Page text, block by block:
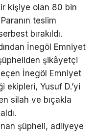
kişiye olan 80 bin
teslim
bırakıldı.
İnegöl Emniyet
şikâyetçi
İnegöl Emniyet
ekipleri, Yusuf D.’yi
silah ve bıçakla
şüpheli, adliyeye